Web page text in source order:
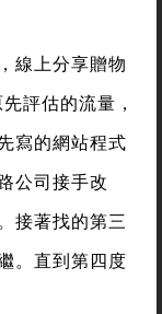
線上分享贈物
評估的流量，
寫的網站程式
公司接手改
接著找的第三
。直到第四度